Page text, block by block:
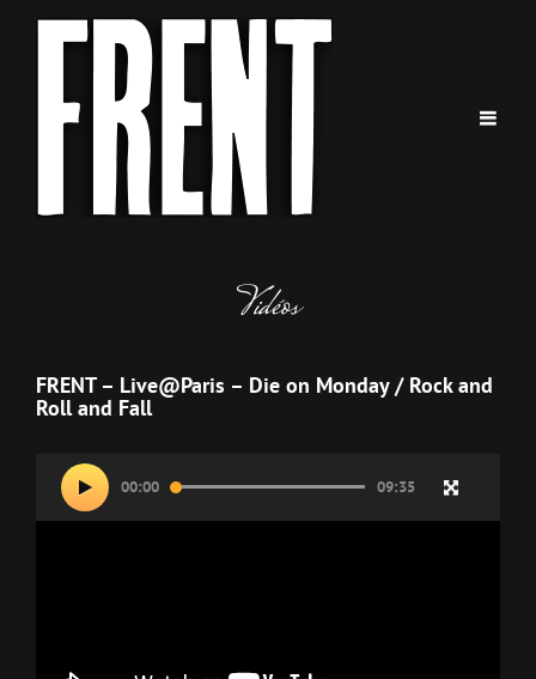
Vidéos
FRENT – Live@Paris – Die on Monday / Rock and
Roll and Fall
Lecteur
vidéo
00:00 09:35